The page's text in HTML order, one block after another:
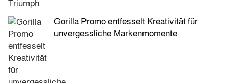
Gorilla Promo entfesselt Kreativität für
unvergessliche Markenmomente